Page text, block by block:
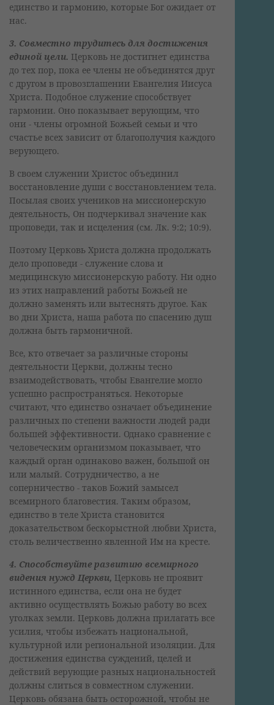
единство и гармонию, которые Бог ожидает от
нас.
3. Совместно трудитесь для достижения
единой цели. Церковь не достигнет единства
до тех пор, пока ее члены не объединятся друг
с другом в провозглашении Евангелия Иисуса
Христа. Подобное служение способствует
гармонии. Оно показывает верующим, что
они - члены огромной Божьей семьи и что
счастье всех зависит от благополучия каждого
верующего.
В своем служении Христос объединил
восстановление души с восстановлением тела.
Посылая своих учеников на миссионерскую
деятельность, Он подчеркивал значение как
проповеди, так и исцеления (см. Лк. 9:2; 10:9).
Поэтому Церковь Христа должна продолжать
дело проповеди - служение слова и
медицинскую миссионерскую работу. Ни одно
из этих направлений работы Божьей не
должно заменять или вытеснять другое. Как
во дни Христа, наша работа по спасению душ
должна быть гармоничной.
Все, кто отвечает за различные стороны
деятельности Церкви, должны тесно
взаимодействовать, чтобы Евангелие могло
успешно распространяться. Некоторые
считают, что единство означает объединение
различных по степени важности людей ради
большей эффективности. Однако сравнение с
человеческим организмом показывает, что
каждый орган одинаково важен, большой он
или малый. Сотрудничество, а не
соперничество - таков Божий замысел
всемирного благовестия. Таким образом,
единство в теле Христа становится
доказательством бескорыстной любви Христа,
столь величественно явленной Им на кресте.
4. Способствуйте развитию всемирного
видения нужд Церкви, Церковь не проявит
истинного единства, если она не будет
активно осуществлять Божью работу во всех
уголках земли. Церковь должна прилагать все
усилия, чтобы избежать национальной,
культурной или региональной изоляции. Для
достижения единства суждений, целей и
действий верующие разных национальностей
должны слиться в совместном служении.
Церковь обязана быть осторожной, чтобы не